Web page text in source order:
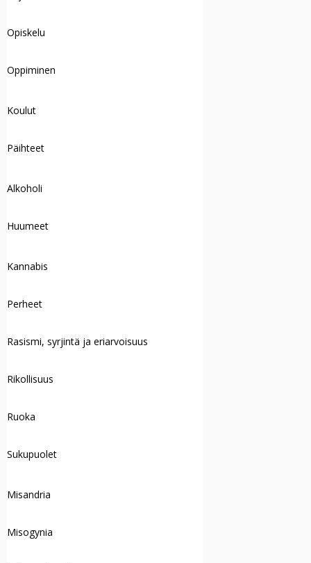
Opiskelu
Oppiminen
Koulut
Päihteet
Alkoholi
Huumeet
Kannabis
Perheet
Rasismi, syrjintä ja eriarvoisuus
Rikollisuus
Ruoka
Sukupuolet
Misandria
Misogynia